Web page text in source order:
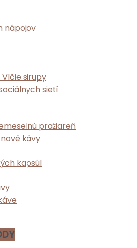
nápojov
Vlčie sirupy
sietí
pražiareň
kávy
kapsúl